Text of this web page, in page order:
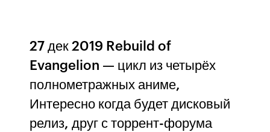
27 дек 2019 Rebuild of
Evangelion — цикл из четырёх
полнометражных аниме,
Интересно когда будет дисковый
релиз, друг с торрент-форума